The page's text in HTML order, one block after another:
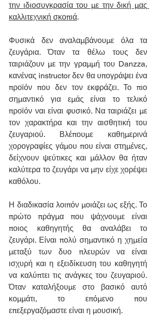
την ιδιοσυγκρασία του με την δική μας
καλλιτεχνική σκοπιά.
Φυσικά δεν αναλαμβάνουμε όλα τα
ζευγάρια. Όταν τα θέλω τους δεν
ταιριάζουν με την γραμμή του Danzza,
κανένας instructor δεν θα υπογράψει ένα
προϊόν που δεν τον εκφράζει. Το πιο
σημαντικό για εμάς είναι το τελικό
προϊόν ναι είναι φυσικό. Να ταιριάζει με
τον χαρακτήρα και την αισθητική του
ζευγαριού. Βλέπουμε καθημερινά
χορογραφίες γάμου που είναι στημένες,
δείχνουν ψεύτικες και μάλλον θα ήταν
καλύτερα το ζευγάρι να μην είχε χορέψει
καθόλου.
Η διαδικασία λοιπόν μοιάζει ως εξής. Το
πρώτο πράγμα που ψάχνουμε είναι
ποιος καθηγητής θα αναλάβει το
ζευγάρι. Είναι πολύ σημαντικό η χημεία
μεταξύ των δυο πλευρών να είναι
ισχυρή και η εξειδίκευση του καθηγητή
να καλύπτει τις ανάγκες του ζευγαριού.
Όταν καταλήξουμε στο βασικό αυτό
κομμάτι, το επόμενο που
επεξεργαζόμαστε είναι η μουσική.